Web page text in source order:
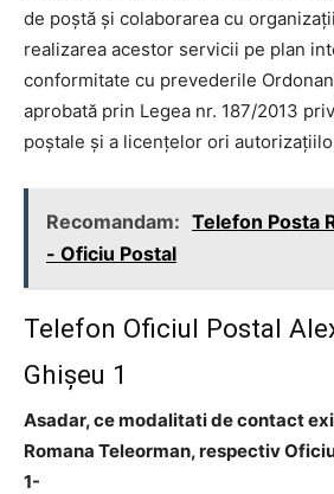
de poştă şi colaborarea cu
realizarea acestor servicii pe plan
conformitate cu prevederile
aprobată prin Legea nr. 187/2013
poştale şi a licenţelor ori
Recomandam: Telefon Posta
- Oficiu Postal
Telefon Oficiul Postal
Ghişeu 1
Asadar, ce modalitati de contact
Romana Teleorman, respectiv
1-